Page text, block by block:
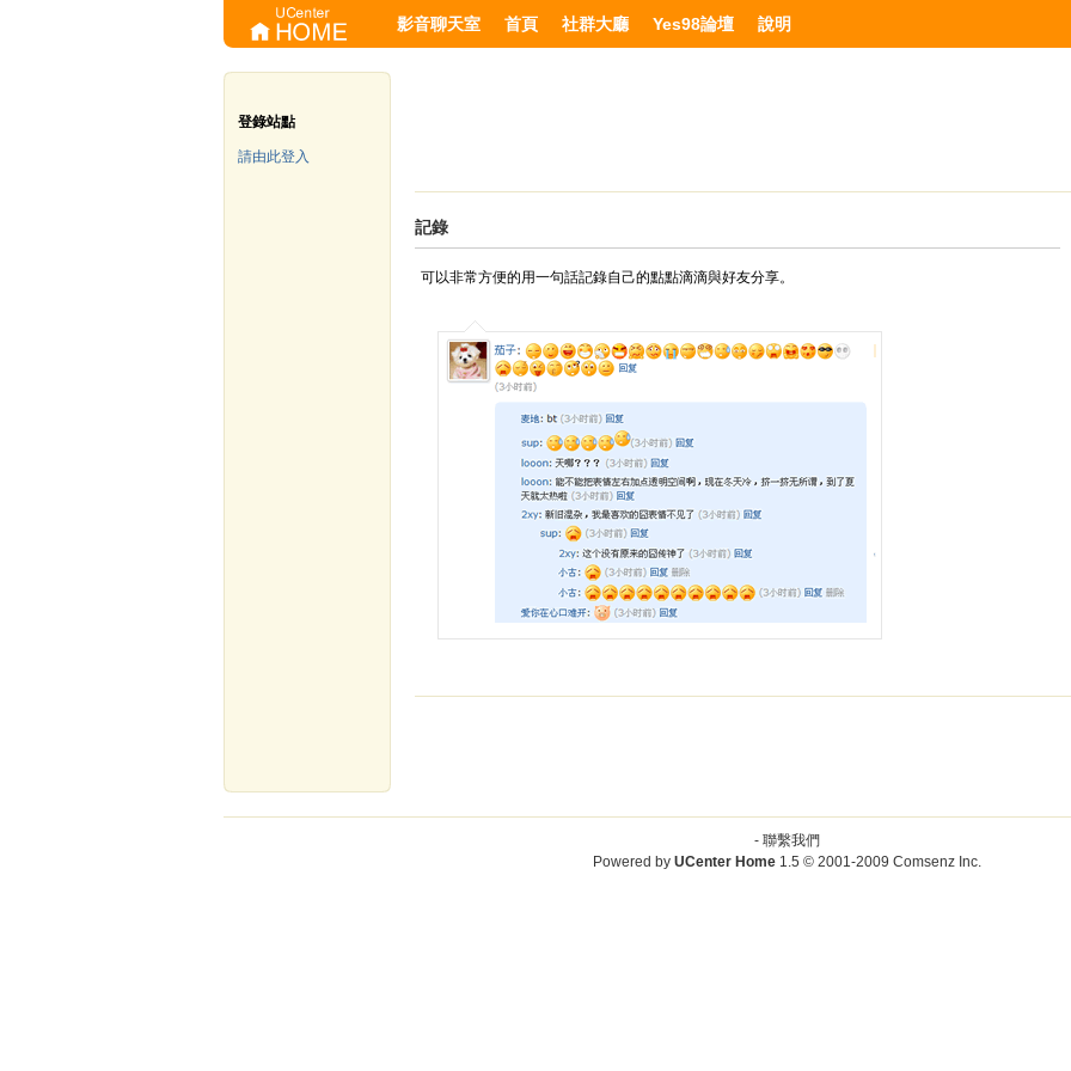
影音聊天室 首頁 社群大廳 Yes98論壇 說明
登錄站點
請由此登入
記錄
可以非常方便的用一句話記錄自己的點點滴滴與好友分享。
- 聯繫我們
Powered by UCenter Home 1.5 © 2001-2009 Comsenz Inc.